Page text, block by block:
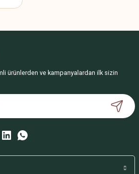
ürünlerden ve kampanyalardan ilk sizin